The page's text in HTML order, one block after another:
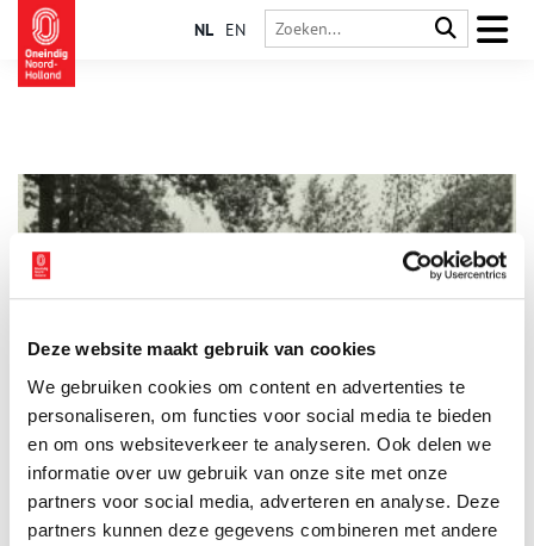
Deze website maakt gebruik van cookies
We gebruiken cookies om content en advertenties te
personaliseren, om functies voor social media te bieden
en om ons websiteverkeer te analyseren. Ook delen we
informatie over uw gebruik van onze site met onze
partners voor social media, adverteren en analyse. Deze
partners kunnen deze gegevens combineren met andere
NL EN
Duinvliet: ooit een buitenplaats en nu resten alleen nog de
Duinvlietsweg, een rijksmonumentaal toegangshek en enkele
bijgebouwen. Duinvliet is een van de buitenplaatsen die de
tand des tijds niet heeft doorstaan.